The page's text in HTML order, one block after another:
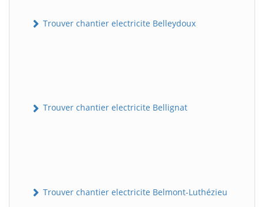
Trouver chantier electricite Belleydoux
Trouver chantier electricite Bellignat
Trouver chantier electricite Belmont-Luthézieu